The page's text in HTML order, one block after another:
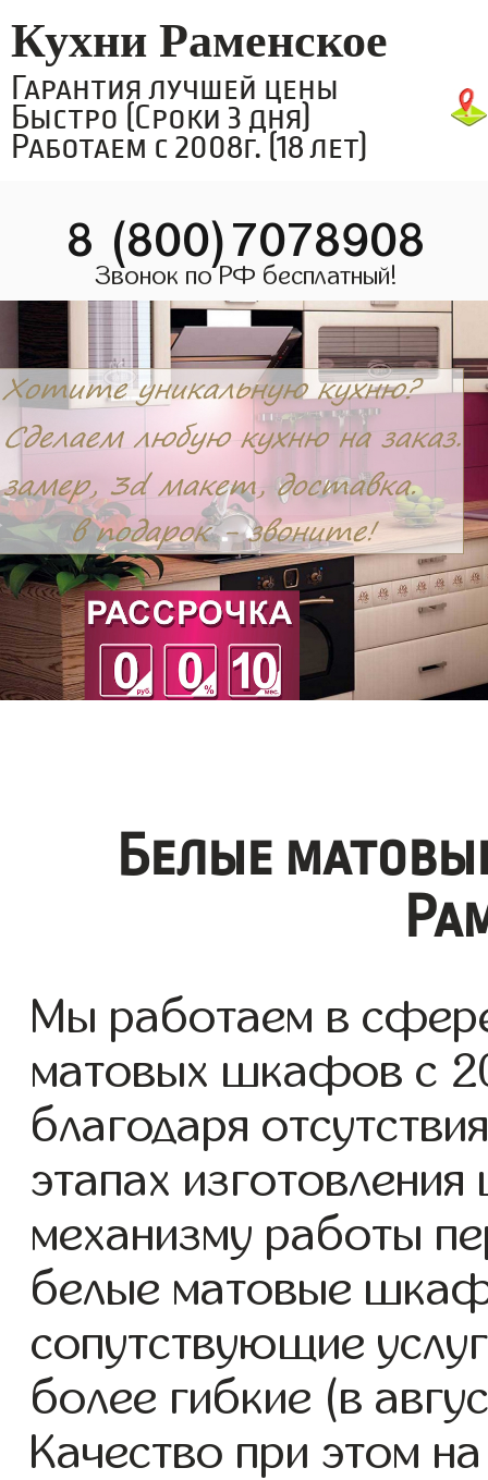
Кухни Раменское
Гарантия лучшей цены
Быстро (Сроки 3 дня)
Работаем с 2008г. (18 лет)
8 (800)7078908
Звонок по РФ бесплатный!
Белые
Мы работаем в
матовых шкафов с
благодаря
этапах
механизму работы
белые матовые
сопутствующие
более гибкие (в
Качество при этом